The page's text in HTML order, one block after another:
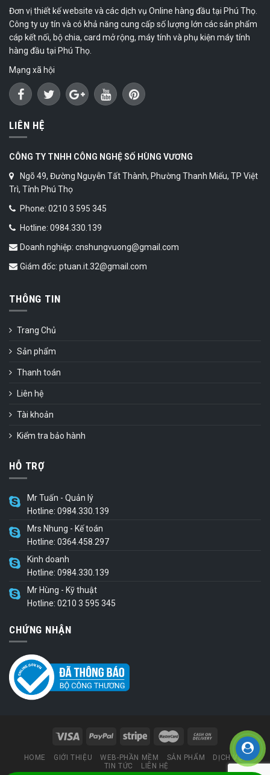
Đơn vị thiết kế website và các dịch vụ Online hàng đầu tại Phú Thọ.
Công ty uy tín và có khả năng cung cấp số lượng lớn các sản phẩm
cáp kết nối, bộ chia, card mở rộng, máy tính và phụ kiện máy tính
hàng đầu tại Phú Thọ.
Mạng xã hội
LIÊN HỆ
CÔNG TY TNHH CÔNG NGHỆ SỐ HÙNG VƯƠNG
Ngõ 49, Đường Nguyễn Tất Thành, Phường Thanh Miếu, TP Việt
Trì, Tỉnh Phú Thọ
Phone: 0210 3 595 345
Hotline: 0984.330.139
Doanh nghiệp: cnshungvuong@gmail.com
Giám đốc: ptuan.it.32@gmail.com
THÔNG TIN
Trang Chủ
Sản phẩm
Thanh toán
Liên hệ
Tài khoản
Kiểm tra bảo hành
HỖ TRỢ
Mr Tuấn - Quản lý
Hotline: 0984.330.139
Mrs Nhung - Kế toán
Hotline: 0364.458.297
Kinh doanh
Hotline: 0984.330.139
Mr Hùng - Kỹ thuật
Hotline: 0210 3 595 345
CHỨNG NHẬN
HOME GIỚI THIỆU WEB-PHẦN MỀM SẢN PHẨM
DỊCH VỤ
TIN TỨC
LIÊN HỆ